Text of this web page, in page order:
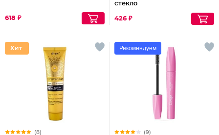
618 ₽
стекло
426 ₽
(8)
Рекомендуем
(9)